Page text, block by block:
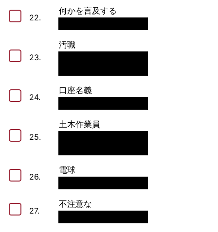
22.
何かを言及する
23.
汚職
24.
口座名義
25.
土木作業員
26.
電球
27.
不注意な